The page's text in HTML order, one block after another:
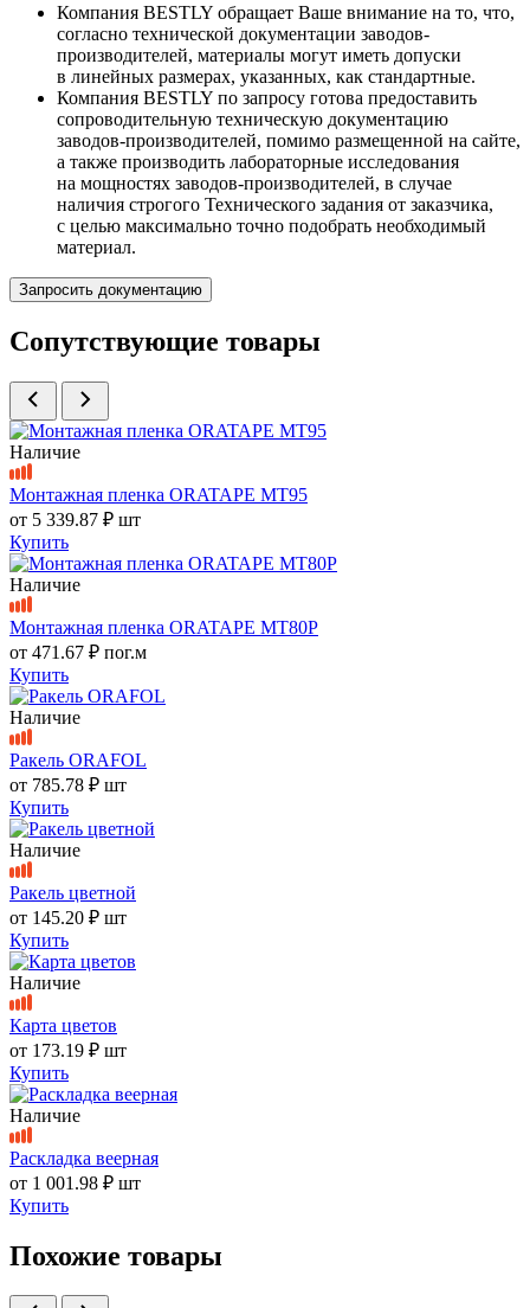
Компания BESTLY обращает Ваше внимание на то, что,
согласно технической документации заводов-
производителей, материалы могут иметь допуски
в линейных размерах, указанных, как стандартные.
Компания BESTLY по запросу готова предоставить
сопроводительную техническую документацию
заводов-производителей, помимо размещенной на сайте,
а также производить лабораторные исследования
на мощностях заводов-производителей, в случае
наличия строгого Технического задания от заказчика,
с целью максимально точно подобрать необходимый
материал.
Запросить документацию
Сопутствующие товары
Наличие
Монтажная пленка ORATAPE MT95
от 5 339.87 ₽ шт
Купить
Наличие
Монтажная пленка ORATAPE MT80P
от 471.67 ₽ пог.м
Купить
Наличие
Ракель ORAFOL
от 785.78 ₽ шт
Купить
Наличие
Ракель цветной
от 145.20 ₽ шт
Купить
Наличие
Карта цветов
от 173.19 ₽ шт
Купить
Наличие
Раскладка веерная
от 1 001.98 ₽ шт
Купить
Похожие товары